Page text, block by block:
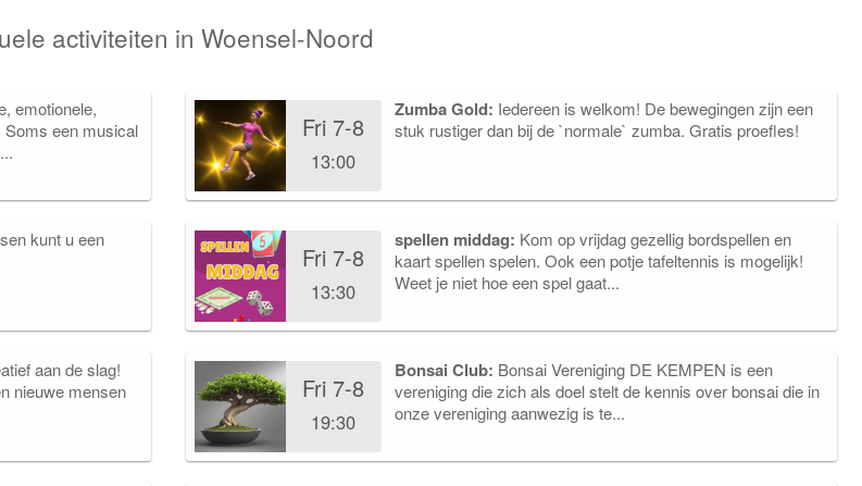
activiteiten in Woensel-Noord
emotionele,
Soms een musical
kunt u een
aan de slag!
nieuwe mensen
Fri 7-8
13:00
Zumba Gold: Iedereen is welkom! De bewegingen zijn een
stuk rustiger dan bij de `normale` zumba. Gratis proefles!
Fri 7-8
13:30
spellen middag: Kom op vrijdag gezellig bordspellen en
kaart spellen spelen. Ook een potje tafeltennis is mogelijk!
Weet je niet hoe een spel gaat...
Fri 7-8
19:30
Bonsai Club: Bonsai Vereniging DE KEMPEN is een
vereniging die zich als doel stelt de kennis over bonsai die in
onze vereniging aanwezig is te...